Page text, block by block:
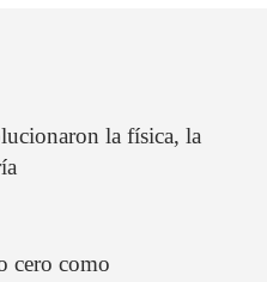
la física, la
cero como